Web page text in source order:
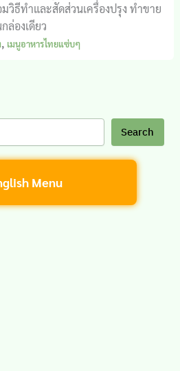
วิธีทำและสัดส่วนเครื่องปรุง ทำขาย
ล่องเดียว
, เมนูอาหารไทยแซ่บๆ
Search
Menu